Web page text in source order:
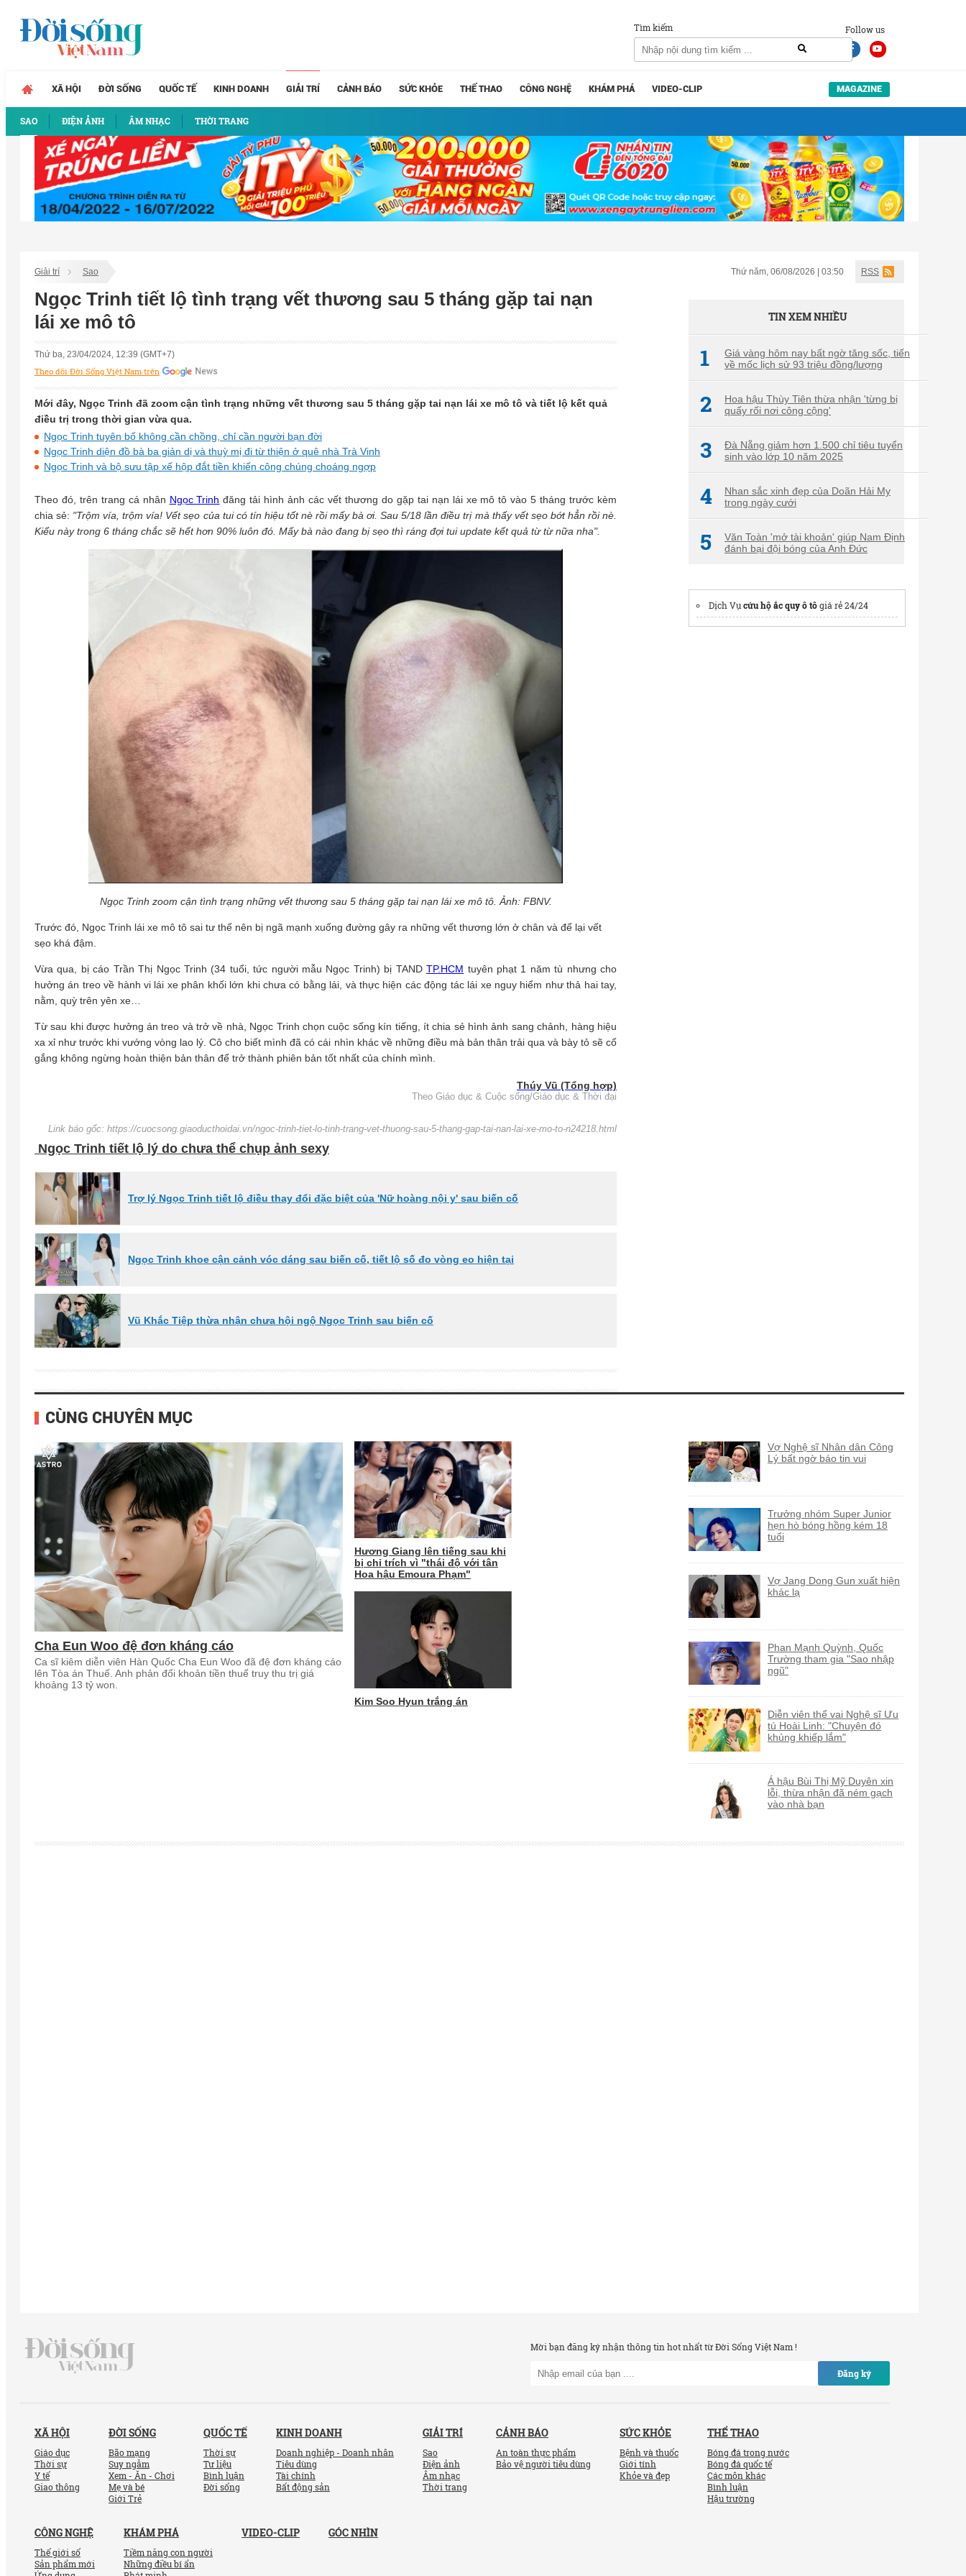
Follow us
Tìm kiếm
XÃ HỘI ĐỜI SỐNG QUỐC TẾ KINH DOANH GIẢI TRÍ
SAO ĐIỆN ẢNH ÂM NHẠC THỜI TRANG
CẢNH BÁO SỨC KHỎE THỂ THAO CÔNG NGHỆ KHÁM PHÁ VIDEO-CLIP MAGAZINE
Giải trí Sao Thứ năm, 06/08/2026 | 03:50 RSS
Ngọc Trinh tiết lộ tình trạng vết thương sau 5 tháng gặp tai nạn
lái xe mô tô
Thứ ba, 23/04/2024, 12:39 (GMT+7)
Theo dõi Đời Sống Việt Nam trên
Mới đây, Ngọc Trinh đã zoom cận tình trạng những vết thương sau 5 tháng gặp tai nạn lái xe mô tô và tiết lộ kết quả
điều trị trong thời gian vừa qua.
Ngọc Trinh tuyên bố không cần chồng, chỉ cần người bạn đời
Ngọc Trinh diện đồ bà ba giản dị và thuỳ mị đi từ thiện ở quê nhà Trà Vinh
Ngọc Trinh và bộ sưu tập xế hộp đắt tiền khiến công chúng choáng ngợp
Theo đó, trên trang cá nhân Ngọc Trinh đăng tải hình ảnh các vết thương do gặp tai nạn lái xe mô tô vào 5 tháng trước kèm
chia sẻ: "Trộm vía, trộm vía! Vết sẹo của tui có tín hiệu tốt nè rồi mấy bà ơi. Sau 5/18 lần điều trị mà thấy vết sẹo bớt hẳn rồi nè.
Kiểu này trong 6 tháng chắc sẽ hết hơn 90% luôn đó. Mấy bà nào đang bị sẹo thì ráng đợi tui update kết quả từ từ nữa nha".
Ngọc Trinh zoom cận tình trạng những vết thương sau 5 tháng gặp tai nạn lái xe mô tô. Ảnh: FBNV.
Trước đó, Ngọc Trinh lái xe mô tô sai tư thế nên bị ngã mạnh xuống đường gây ra những vết thương lớn ở chân và để lại vết
sẹo khá đậm.
Vừa qua, bị cáo Trần Thị Ngọc Trinh (34 tuổi, tức người mẫu Ngọc Trinh) bị TANDTP.HCM tuyên phạt 1 năm tù nhưng cho
hưởng án treo về hành vi lái xe phân khối lớn khi chưa có bằng lái, và thực hiện các động tác lái xe nguy hiểm như thả hai tay,
nằm, quỳ trên yên xe…
Từ sau khi được hưởng án treo và trở về nhà, Ngọc Trinh chọn cuộc sống kín tiếng, ít chia sẻ hình ảnh sang chảnh, hàng hiệu
xa xỉ như trước khi vướng vòng lao lý. Cô cho biết mình đã có cái nhìn khác về những điều mà bản thân trải qua và bày tỏ sẽ cố
gắng không ngừng hoàn thiện bản thân để trở thành phiên bản tốt nhất của chính mình.
Thúy Vũ (Tổng hợp)
Theo Giáo dục & Cuộc sống/Giáo dục & Thời đại
Link báo gốc: https://cuocsong.giaoducthoidai.vn/ngoc-trinh-tiet-lo-tinh-trang-vet-thuong-sau-5-thang-gap-tai-nan-lai-xe-mo-to-n24218.html
Ngọc Trinh tiết lộ lý do chưa thể chụp ảnh sexy
Trợ lý Ngọc Trinh tiết lộ điều thay đổi đặc biệt của 'Nữ hoàng nội y' sau biến cố
Ngọc Trinh khoe cận cảnh vóc dáng sau biến cố, tiết lộ số đo vòng eo hiện tại
Vũ Khắc Tiệp thừa nhận chưa hội ngộ Ngọc Trinh sau biến cố
TIN XEM NHIỀU
1
Giá vàng hôm nay bất ngờ tăng sốc, tiến
về mốc lịch sử 93 triệu đồng/lượng
2
Hoa hậu Thùy Tiên thừa nhận 'từng bị
quấy rối nơi công cộng'
3
Đà Nẵng giảm hơn 1.500 chỉ tiêu tuyển
sinh vào lớp 10 năm 2025
4
Nhan sắc xinh đẹp của Doãn Hải My
trong ngày cưới
5
Văn Toàn 'mở tài khoản' giúp Nam Định
đánh bại đội bóng của Anh Đức
Dịch Vụcứu hộ ắc quy ô tôgiá rẻ 24/24
CÙNG CHUYÊN MỤC
Cha Eun Woo đệ đơn kháng cáo
Ca sĩ kiêm diễn viên Hàn Quốc Cha Eun Woo đã đệ đơn kháng cáo
lên Tòa án Thuế. Anh phản đối khoản tiền thuế truy thu trị giá
khoảng 13 tỷ won.
Hương Giang lên tiếng sau khi
bị chỉ trích vì "thái độ với tân
Hoa hậu Emoura Phạm"
Kim Soo Hyun trắng án
Vợ Nghệ sĩ Nhân dân Công
Lý bất ngờ báo tin vui
Trưởng nhóm Super Junior
hẹn hò bóng hồng kém 18
tuổi
Vợ Jang Dong Gun xuất hiện
khác lạ
Phan Mạnh Quỳnh, Quốc
Trường tham gia "Sao nhập
ngũ"
Diễn viên thế vai Nghệ sĩ Ưu
tú Hoài Linh: "Chuyện đó
khủng khiếp lắm"
Á hậu Bùi Thị Mỹ Duyên xin
lỗi, thừa nhận đã ném gạch
vào nhà bạn
Mời bạn đăng ký nhận thông tin hot nhất từ Đời Sống Việt Nam !
Đăng ký
XÃ HỘI
Giáo dục
Thời sự
Y tế
Giao thông
ĐỜI SỐNG
Bão mạng
Suy ngẫm
Xem - Ăn - Chơi
Mẹ và bé
Giới Trẻ
QUỐC TẾ
Thời sự
Tư liệu
Bình luận
Đời sống
KINH DOANH
Doanh nghiệp - Doanh nhân
Tiêu dùng
Tài chính
Bất động sản
GIẢI TRÍ
Sao
Điện ảnh
Âm nhạc
Thời trang
CẢNH BÁO
An toàn thực phẩm
Bảo vệ người tiêu dùng
SỨC KHỎE
Bệnh và thuốc
Giới tính
Khỏe và đẹp
THỂ THAO
Bóng đá trong nước
Bóng đá quốc tế
Các môn khác
Bình luận
Hậu trường
CÔNG NGHỆ
Thế giới số
Sản phẩm mới
KHÁM PHÁ
Tiềm năng con người
Những điều bí ẩn
VIDEO-CLIP GÓC NHÌN